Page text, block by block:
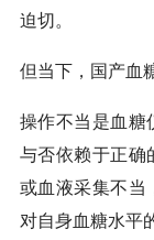
迫切。
但当下，国产血
操作不当是血糖
与否依赖于正确
或血液采集不当
对自身血糖水平